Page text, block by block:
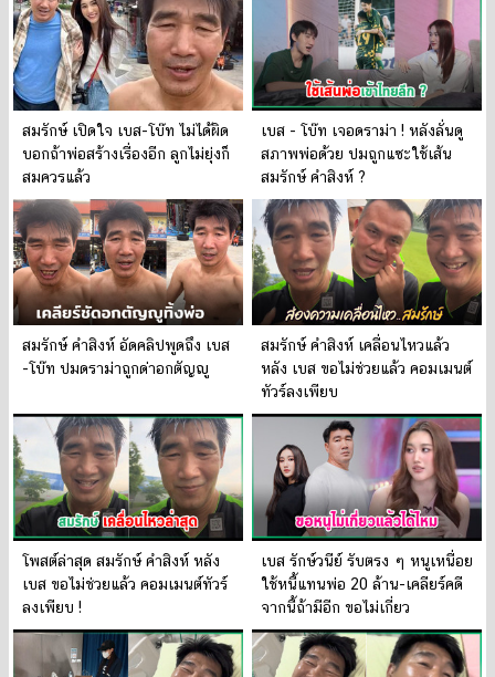
สมรักษ์ เปิดใจ เบส-โบ๊ท ไม่ได้ผิด
บอกถ้าพ่อสร้างเรื่องอีก ลูกไม่ยุ่งก็
สมควรแล้ว
เบส - โบ๊ท เจอดราม่า ! หลังลั่นดู
สภาพพ่อด้วย ปมถูกแซะใช้เส้น
สมรักษ์ คำสิงห์ ?
สมรักษ์ คำสิงห์ อัดคลิปพูดถึง เบส
-โบ๊ท ปมดราม่าถูกด่าอกตัญญู
สมรักษ์ คำสิงห์ เคลื่อนไหวแล้ว
หลัง เบส ขอไม่ช่วยแล้ว คอมเมนต์
ทัวร์ลงเพียบ
โพสต์ล่าสุด สมรักษ์ คำสิงห์ หลัง
เบส ขอไม่ช่วยแล้ว คอมเมนต์ทัวร์
ลงเพียบ !
เบส รักษ์วนีย์ รับตรง ๆ หนูเหนื่อย
ใช้หนี้แทนพ่อ 20 ล้าน-เคลียร์คดี
จากนี้ถ้ามีอีก ขอไม่เกี่ยว